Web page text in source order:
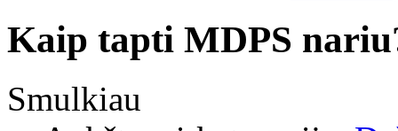
Kaip tapti MDPS
Smulkiau